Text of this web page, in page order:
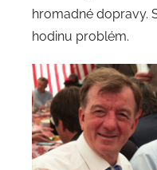
hromadné dopravy.
hodinu problém.